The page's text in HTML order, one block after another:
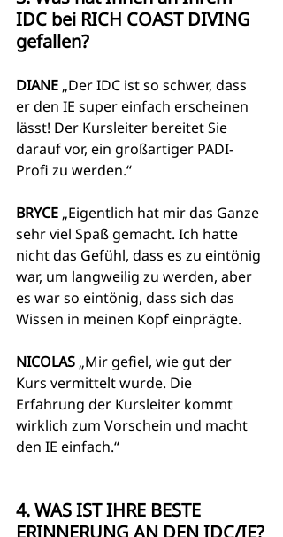
IDC bei RICH COAST DIVING
gefallen?
DIANE „Der IDC ist so schwer, dass
er den IE super einfach erscheinen
lässt! Der Kursleiter bereitet Sie
darauf vor, ein großartiger PADI-
Profi zu werden.“
BRYCE „Eigentlich hat mir das Ganze
sehr viel Spaß gemacht. Ich hatte
nicht das Gefühl, dass es zu eintönig
war, um langweilig zu werden, aber
es war so eintönig, dass sich das
Wissen in meinen Kopf einprägte.
NICOLAS „Mir gefiel, wie gut der
Kurs vermittelt wurde. Die
Erfahrung der Kursleiter kommt
wirklich zum Vorschein und macht
den IE einfach.“
4. WAS IST IHRE BESTE
ERINNERUNG AN DEN IDC/IE?